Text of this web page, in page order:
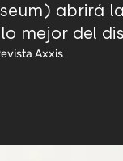
abrirá
mejor del
Axxis